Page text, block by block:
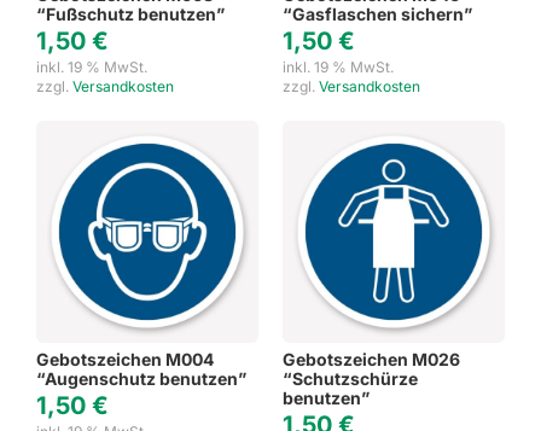
“Fußschutz benutzen”
1,50 €
inkl. 19 % MwSt.
zzgl. Versandkosten
“Gasflaschen sichern”
1,50 €
inkl. 19 % MwSt.
zzgl. Versandkosten
Gebotszeichen M004
“Augenschutz benutzen”
1,50 €
Gebotszeichen M026
“Schutzschürze
benutzen”
1,50 €